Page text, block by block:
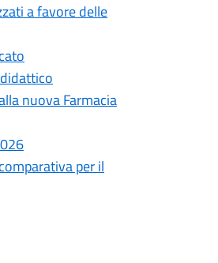
a favore delle
nuova Farmacia
per il